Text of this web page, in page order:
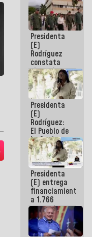
maestro de
desarrollo
logístico y
turístico
para La
Guaira
Presidenta
(E)
Rodríguez
constata
obras de
rehabilitación
de Escuela
Militar de
Mamo en La
Guaira
Presidenta
(E)
Rodríguez:
El Pueblo de
La Guaira
siempre
estará
acompañada
por el
Gobierno
Nacional
Presidenta
(E) entrega
financiamientos
a 1.766
comerciantes
y
emprendedores
afectados